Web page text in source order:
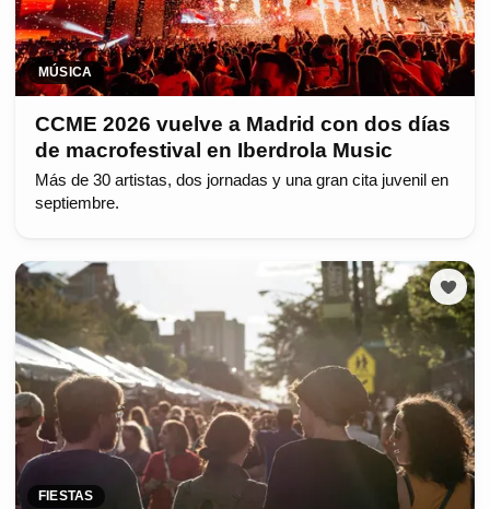
MÚSICA
CCME 2026 vuelve a Madrid con dos días
de macrofestival en Iberdrola Music
Más de 30 artistas, dos jornadas y una gran cita juvenil en
septiembre.
FIESTAS